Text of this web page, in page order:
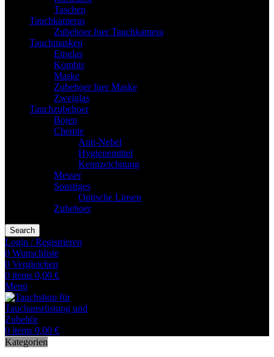
Taschen
Tauchkameras
Zubehoer fuer Tauchkamera
Tauchmasken
Einglas
Kombis
Maske
Zubehoer fuer Maske
Zweiglas
Tauchzubehoer
Bojen
Chemie
Anti-Nebel
Hygienemittel
Kennzeichnung
Messer
Sonstiges
Optische Linsen
Zubehoer
Search
Login / Registrieren
0 Wunschliste
0 Vergleichen
0 items 0,00 €
Menü
0 items 0,00 €
Kategorien